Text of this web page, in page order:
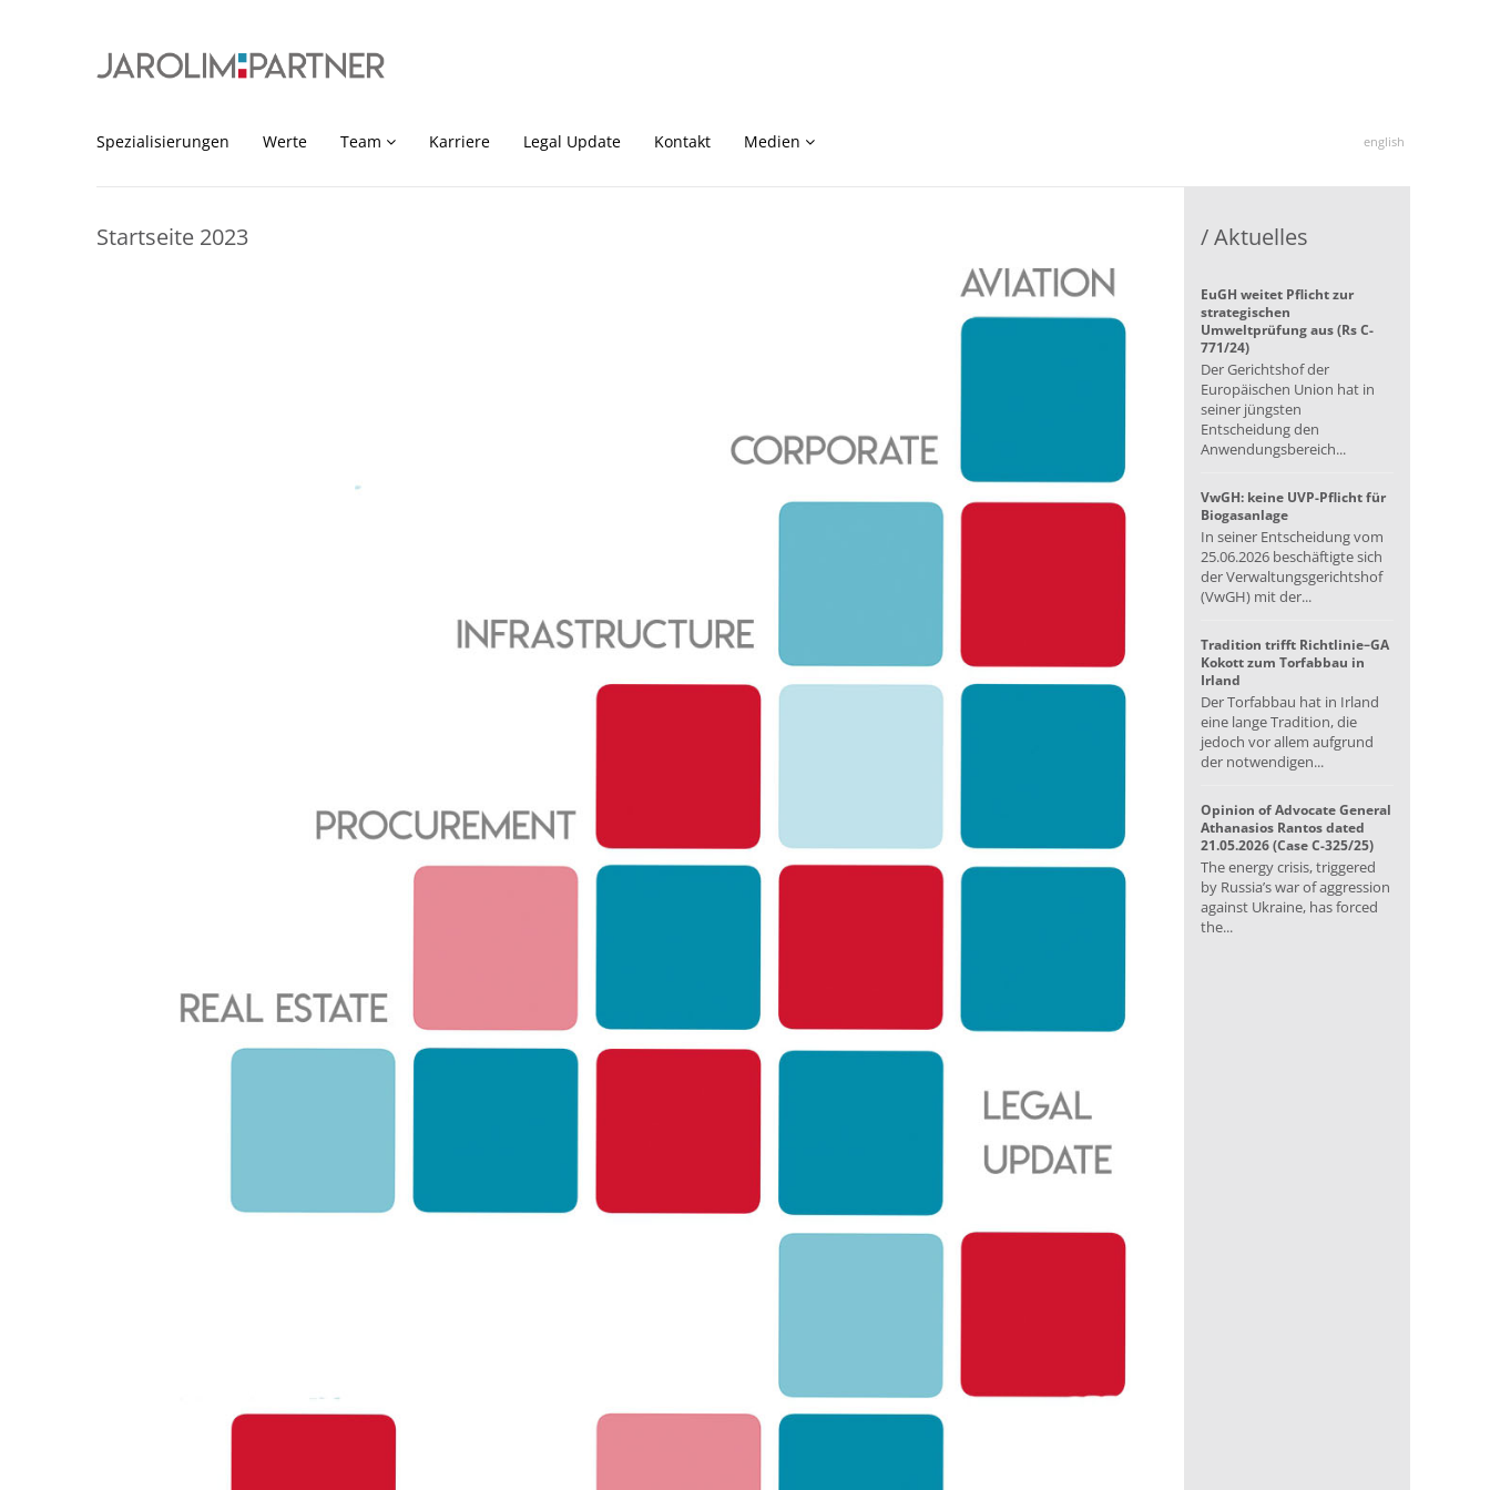
Spezialisierungen Werte Team Karriere Legal Update Kontakt Medien english
Startseite 2023 / Aktuelles
EuGH weitet Pflicht zur
strategischen
Umweltprüfung aus (Rs C-
771/24)
Der Gerichtshof der
Europäischen Union hat in
seiner jüngsten
Entscheidung den
Anwendungsbereich...
VwGH: keine UVP-Pflicht für
Biogasanlage
In seiner Entscheidung vom
25.06.2026 beschäftigte sich
der Verwaltungsgerichtshof
(VwGH) mit der...
Tradition trifft Richtlinie–GA
Kokott zum Torfabbau in
Irland
Der Torfabbau hat in Irland
eine lange Tradition, die
jedoch vor allem aufgrund
der notwendigen...
Opinion of Advocate General
Athanasios Rantos dated
21.05.2026 (Case C-325/25)
The energy crisis, triggered
by Russia’s war of aggression
against Ukraine, has forced
the...